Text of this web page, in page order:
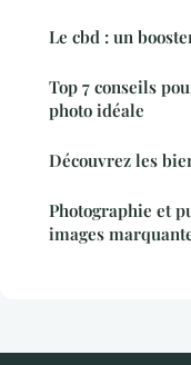
Le cbd : un
Top 7 conseils
photo idéale
Découvrez les
Photographie et
images